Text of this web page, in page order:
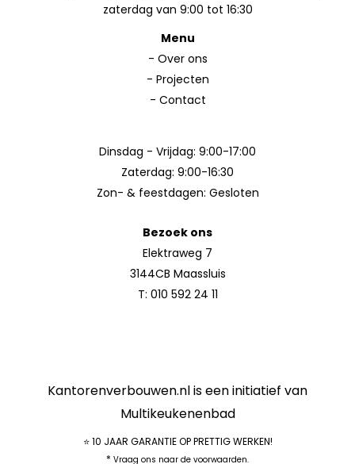
zaterdag van 9:00 tot 16:30
Menu
- Over ons
- Projecten
- Contact
Dinsdag - Vrijdag: 9:00-17:00
Zaterdag: 9:00-16:30
Zon- & feestdagen: Gesloten
Bezoek ons
Elektraweg 7
3144CB Maassluis
T: 010 592 24 11
Kantorenverbouwen.nl is een initiatief van
Multikeukenenbad
⭐ 10 JAAR GARANTIE OP PRETTIG WERKEN!
* Vraag ons naar de voorwaarden.